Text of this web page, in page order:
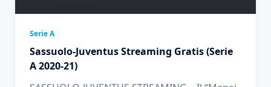
Serie A
Sassuolo-Juventus Streaming Gratis (Serie
A 2020-21)